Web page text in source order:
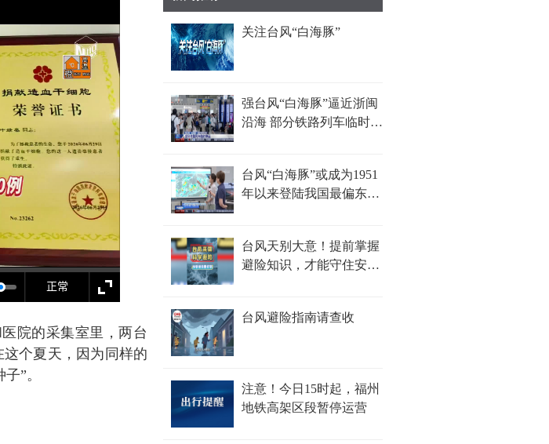
院的采集室里，两台
个夏天，因为同样的
”。
关注台风“白海豚”
强台风“白海豚”逼近浙闽
沿海 部分铁路列车临时停
台风“白海豚”或成为1951
年以来登陆我国最偏东的
台风天别大意！提前掌握
避险知识，才能守住安全
台风避险指南请查收
注意！今日15时起，福州
地铁高架区段暂停运营